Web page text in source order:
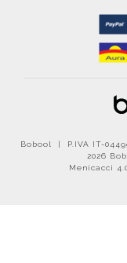
Bobool | P.IVA IT-
2026
Menicacci